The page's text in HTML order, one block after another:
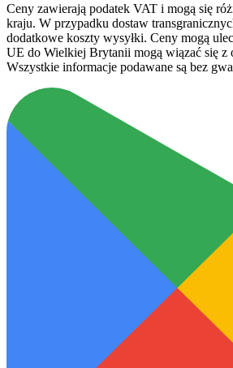
Ceny zawierają podatek VAT i mogą się
kraju. W przypadku dostaw
dodatkowe koszty wysyłki. Ceny mogą
UE do Wielkiej Brytanii mogą wiązać się z
Wszystkie informacje podawane są bez